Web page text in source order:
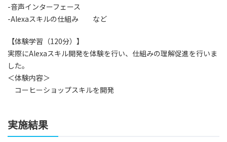
-音声インターフェース
-Alexaスキルの仕組み など
【体験学習（120分）】
実際にAlexaスキル開発を体験を行い、仕組みの理解促進を行いま
した。
＜体験内容＞
コーヒーショップスキルを開発
実施結果